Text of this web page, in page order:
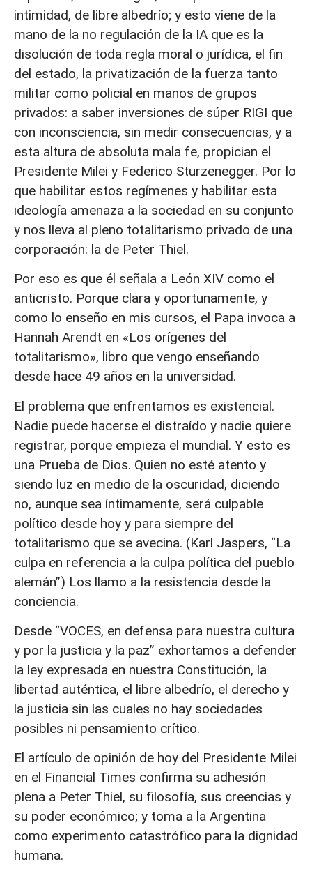
intimidad, de libre albedrío; y esto viene de la
mano de la no regulación de la IA que es la
disolución de toda regla moral o jurídica, el fin
del estado, la privatización de la fuerza tanto
militar como policial en manos de grupos
privados: a saber inversiones de súper RIGI que
con inconsciencia, sin medir consecuencias, y a
esta altura de absoluta mala fe, propician el
Presidente Milei y Federico Sturzenegger. Por lo
que habilitar estos regímenes y habilitar esta
ideología amenaza a la sociedad en su conjunto
y nos lleva al pleno totalitarismo privado de una
corporación: la de Peter Thiel.
Por eso es que él señala a León XIV como el
anticristo. Porque clara y oportunamente, y
como lo enseño en mis cursos, el Papa invoca a
Hannah Arendt en «Los orígenes del
totalitarismo», libro que vengo enseñando
desde hace 49 años en la universidad.
El problema que enfrentamos es existencial.
Nadie puede hacerse el distraído y nadie quiere
registrar, porque empieza el mundial. Y esto es
una Prueba de Dios. Quien no esté atento y
siendo luz en medio de la oscuridad, diciendo
no, aunque sea íntimamente, será culpable
político desde hoy y para siempre del
totalitarismo que se avecina. (Karl Jaspers, “La
culpa en referencia a la culpa política del pueblo
alemán”) Los llamo a la resistencia desde la
conciencia.
Desde “VOCES, en defensa para nuestra cultura
y por la justicia y la paz” exhortamos a defender
la ley expresada en nuestra Constitución, la
libertad auténtica, el libre albedrío, el derecho y
la justicia sin las cuales no hay sociedades
posibles ni pensamiento crítico.
El artículo de opinión de hoy del Presidente Milei
en el Financial Times confirma su adhesión
plena a Peter Thiel, su filosofía, sus creencias y
su poder económico; y toma a la Argentina
como experimento catastrófico para la dignidad
humana.